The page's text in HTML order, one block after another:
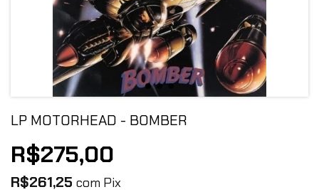
LP MOTORHEAD - BOMBER
R$275,00
R$261,25 com Pix